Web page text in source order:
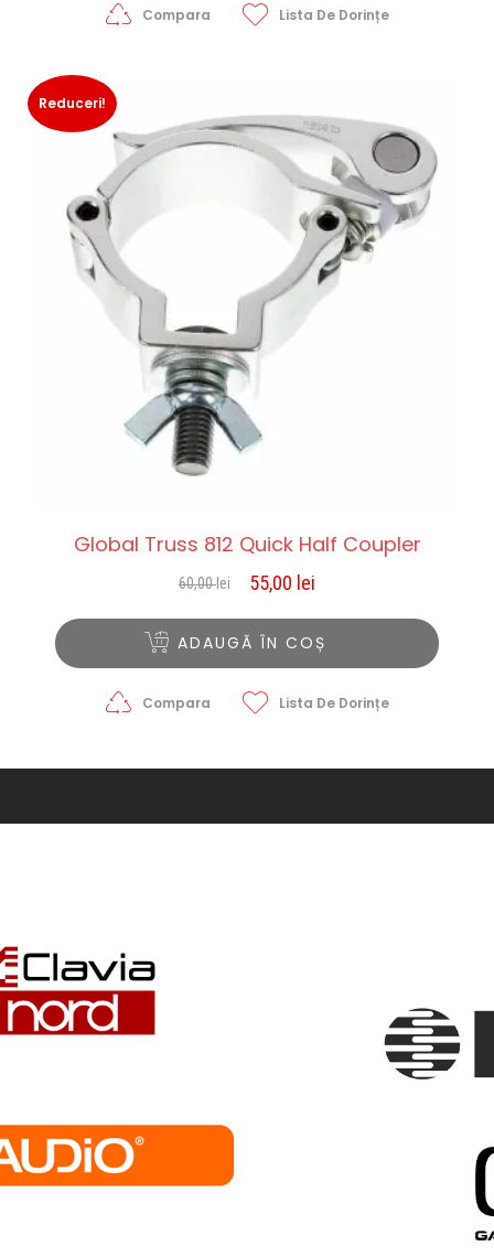
Compara Lista De Dorințe
Reduceri!
Global Truss 812 Quick Half Coupler
60,00 lei
Prețul
60,00 lei.
55,00 lei
ADAUGĂ ÎN COȘ
Compara Lista De Dorințe